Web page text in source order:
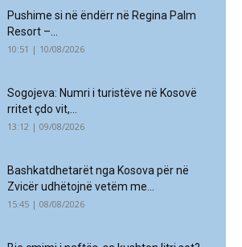
Pushime si në ëndërr në Regina Palm
Resort –...
10:51 | 10/08/2026
Sogojeva: Numri i turistëve në Kosovë
rritet çdo vit,...
13:12 | 09/08/2026
Bashkatdhetarët nga Kosova për në
Zvicër udhëtojnë vetëm me...
15:45 | 08/08/2026